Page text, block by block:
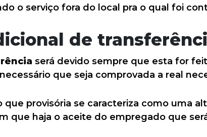
o serviço fora do local pra o qual foi
de
será devido sempre que esta for
que seja comprovada a real
provisória se caracteriza como uma
que haja o aceite do empregado que